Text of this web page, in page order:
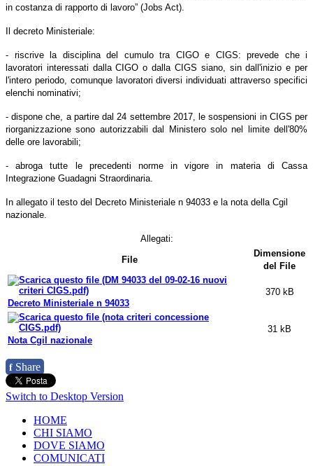
in costanza di rapporto di lavoro” (Jobs Act).
Il decreto Ministeriale:
- riscrive la disciplina del cumulo tra CIGO e CIGS: prevede che i
lavoratori interessati dalla CIGO o dalla CIGS siano, sin dall'inizio e per
l'intero periodo, comunque lavoratori diversi individuati attraverso specifici
elenchi nominativi;
- dispone che, a partire dal 24 settembre 2017, le sospensioni in CIGS per
riorganizzazione sono autorizzabili dal Ministero solo nel limite dell'80%
delle ore lavorabili;
- abroga tutte le precedenti norme in vigore in materia di Cassa
Integrazione Guadagni Straordinaria.
In allegato il testo del Decreto Ministeriale n 94033 e la nota della Cgil
nazionale.
Allegati:
File
Dimensione
del File
Decreto Ministeriale n 94033
370 kB
Nota Cgil nazionale
31 kB
f Share
Switch to Desktop Version
HOME
CHI SIAMO
DOVE SIAMO
COMUNICATI